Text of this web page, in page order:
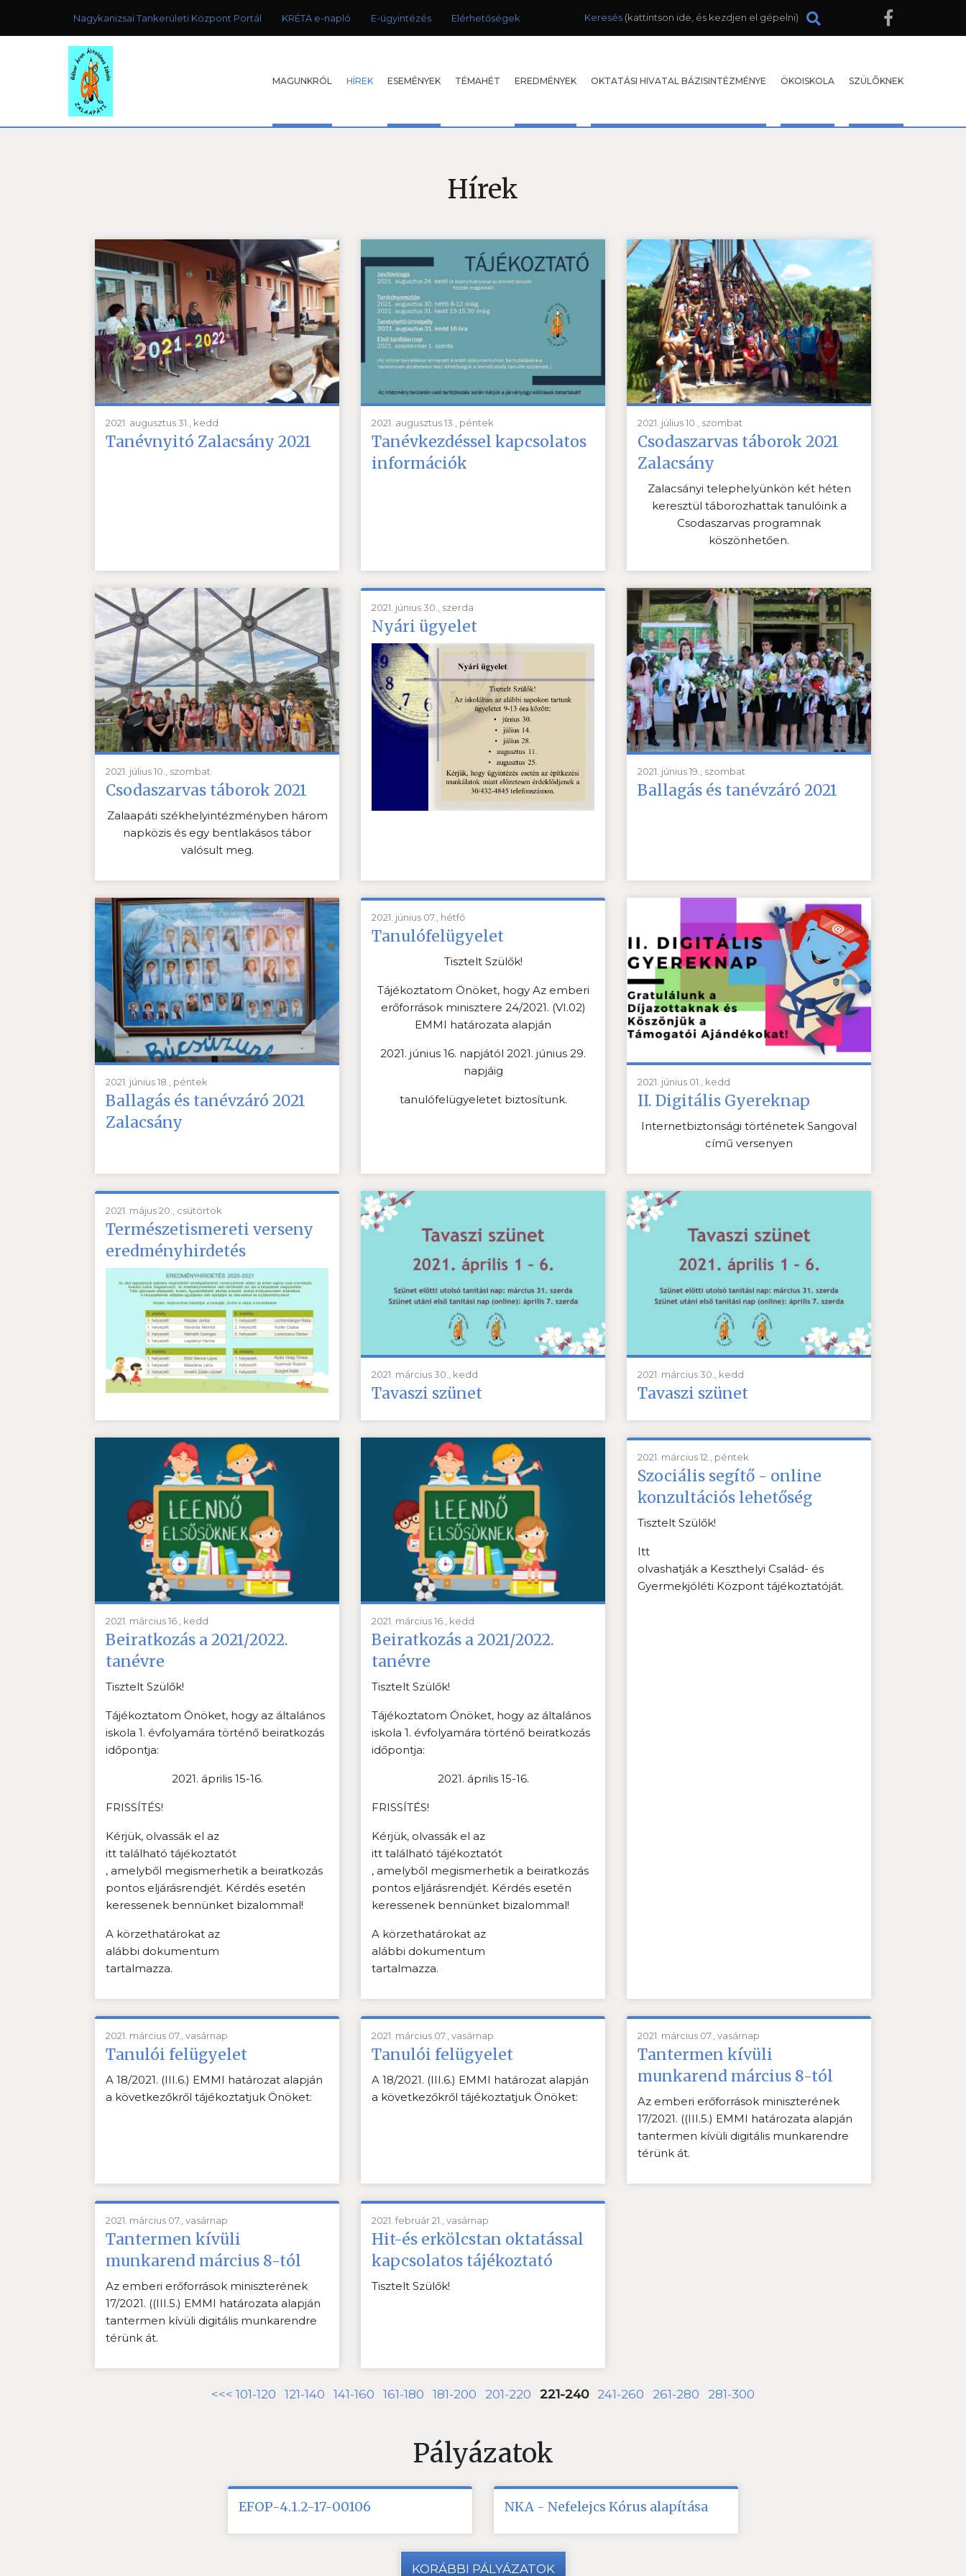
Nagykanizsai Tankerületi Központ Portál KRÉTA e-napló E-ügyintézés Elérhetőségek Keresés
MAGUNKRÓL HÍREK ESEMÉNYEK TÉMAHÉT EREDMÉNYEK OKTATÁSI HIVATAL BÁZISINTÉZMÉNYE ÖKOISKOLA SZÜLÕKNEK
Hírek
2021. augusztus 31., kedd
Tanévnyitó Zalacsány 2021
2021. augusztus 13., péntek
Tanévkezdéssel kapcsolatos
információk
2021. július 10., szombat
Csodaszarvas táborok 2021
Zalacsány
Zalacsányi telephelyünkön két héten
keresztül táborozhattak tanulóink a
Csodaszarvas programnak
köszönhetően.
2021. július 10., szombat
Csodaszarvas táborok 2021
Zalaapáti székhelyintézményben három
napközis és egy bentlakásos tábor
valósult meg.
2021. június 30., szerda
Nyári ügyelet
2021. június 19., szombat
Ballagás és tanévzáró 2021
2021. június 18., péntek
Ballagás és tanévzáró 2021
Zalacsány
2021. június 07., hétfő
Tanulófelügyelet
Tisztelt Szülők!
Tájékoztatom Önöket, hogy Az emberi
erőforrások minisztere 24/2021. (VI.02)
EMMI határozata alapján
2021. június 16. napjától 2021. június 29.
napjáig
tanulófelügyeletet biztosítunk.
2021. június 01., kedd
II. Digitális Gyereknap
Internetbiztonsági történetek Sangoval
című versenyen
2021. május 20., csütörtök
Természetismereti verseny
eredményhirdetés
2021. március 30., kedd
Tavaszi szünet
2021. március 30., kedd
Tavaszi szünet
2021. március 16., kedd
Beiratkozás a 2021/2022.
tanévre
Tisztelt Szülők!
Tájékoztatom Önöket, hogy az általános
iskola 1. évfolyamára történő beiratkozás
időpontja:
2021. április 15-16.
FRISSÍTÉS!
Kérjük, olvassák el az
itt található tájékoztatót
, amelyből megismerhetik a beiratkozás
pontos eljárásrendjét. Kérdés esetén
keressenek bennünket bizalommal!
A körzethatárokat az
alábbi dokumentum
tartalmazza.
2021. március 16., kedd
Beiratkozás a 2021/2022.
tanévre
Tisztelt Szülők!
Tájékoztatom Önöket, hogy az általános
iskola 1. évfolyamára történő beiratkozás
időpontja:
2021. április 15-16.
FRISSÍTÉS!
Kérjük, olvassák el az
itt található tájékoztatót
, amelyből megismerhetik a beiratkozás
pontos eljárásrendjét. Kérdés esetén
keressenek bennünket bizalommal!
A körzethatárokat az
alábbi dokumentum
tartalmazza.
2021. március 12., péntek
Szociális segítő - online
konzultációs lehetőség
Tisztelt Szülők!
Itt
olvashatják a Keszthelyi Család- és
Gyermekjóléti Központ tájékoztatóját.
2021. március 07., vasárnap
Tanulói felügyelet
A 18/2021. (III.6.) EMMI határozat alapján
a következőkről tájékoztatjuk Önöket:
2021. március 07., vasárnap
Tanulói felügyelet
A 18/2021. (III.6.) EMMI határozat alapján
a következőkről tájékoztatjuk Önöket:
2021. március 07., vasárnap
Tantermen kívüli
munkarend március 8-tól
Az emberi erőforrások miniszterének
17/2021. ((III.5.) EMMI határozata alapján
tantermen kívüli digitális munkarendre
térünk át.
2021. március 07., vasárnap
Tantermen kívüli
munkarend március 8-tól
Az emberi erőforrások miniszterének
17/2021. ((III.5.) EMMI határozata alapján
tantermen kívüli digitális munkarendre
térünk át.
2021. február 21., vasárnap
Hit-és erkölcstan oktatással
kapcsolatos tájékoztató
Tisztelt Szülők!
<<< 101-120 121-140 141-160 161-180 181-200 201-220 221-240 241-260 261-280 281-300
Pályázatok
EFOP-4.1.2-17-00106 NKA - Nefelejcs Kórus alapítása
KORÁBBI PÁLYÁZATOK